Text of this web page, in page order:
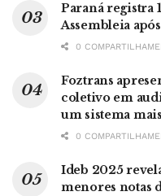
Paraná registra
Assembleia
0
Foztrans
coletivo em
um sistema
0
Ideb 2025
menores notas